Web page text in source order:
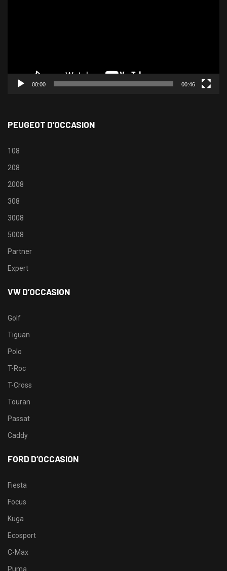
00:00 00:46
PEUGEOT D’OCCASION
108
208
2008
308
3008
5008
Partner
Expert
VW D’OCCASION
Golf
Tiguan
Polo
T-Roc
T-Cross
Touran
Passat
Caddy
FORD D’OCCASION
Fiesta
Focus
Kuga
Ecosport
C-Max
Puma